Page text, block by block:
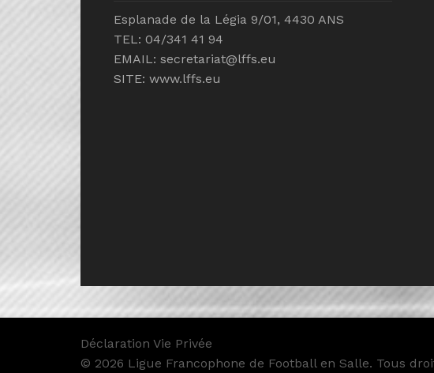
Esplanade de la Légia 9/01, 4430 ANS
TEL: 04/341 41 94
EMAIL: secretariat@lffs.eu
SITE: www.lffs.eu
Déclaration Vie Privée
© 2026 Ligue Francophone de Football en Salle. Tous